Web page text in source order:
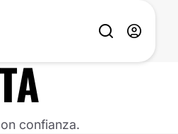
confianza.